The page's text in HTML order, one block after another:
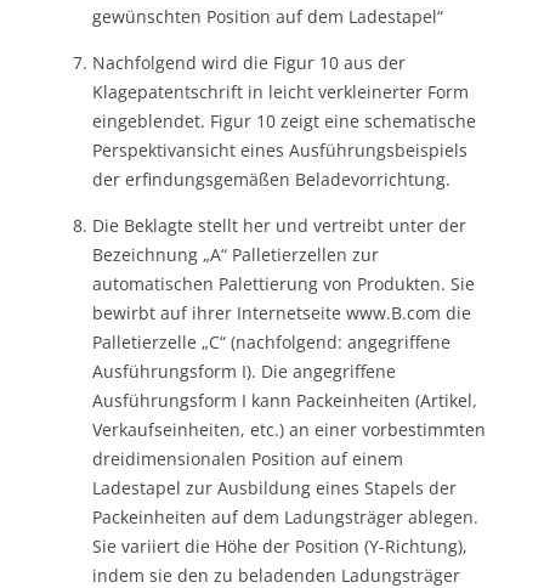
gewünschten Position auf dem Ladestapel“
Nachfolgend wird die Figur 10 aus der
Klagepatentschrift in leicht verkleinerter Form
eingeblendet. Figur 10 zeigt eine schematische
Perspektivansicht eines Ausführungsbeispiels
der erfindungsgemäßen Beladevorrichtung.
Die Beklagte stellt her und vertreibt unter der
Bezeichnung „A“ Palletierzellen zur
automatischen Palettierung von Produkten. Sie
bewirbt auf ihrer Internetseite www.B.com die
Palletierzelle „C“ (nachfolgend: angegriffene
Ausführungsform I). Die angegriffene
Ausführungsform I kann Packeinheiten (Artikel,
Verkaufseinheiten, etc.) an einer vorbestimmten
dreidimensionalen Position auf einem
Ladestapel zur Ausbildung eines Stapels der
Packeinheiten auf dem Ladungsträger ablegen.
Sie variiert die Höhe der Position (Y-Richtung),
indem sie den zu beladenden Ladungsträger